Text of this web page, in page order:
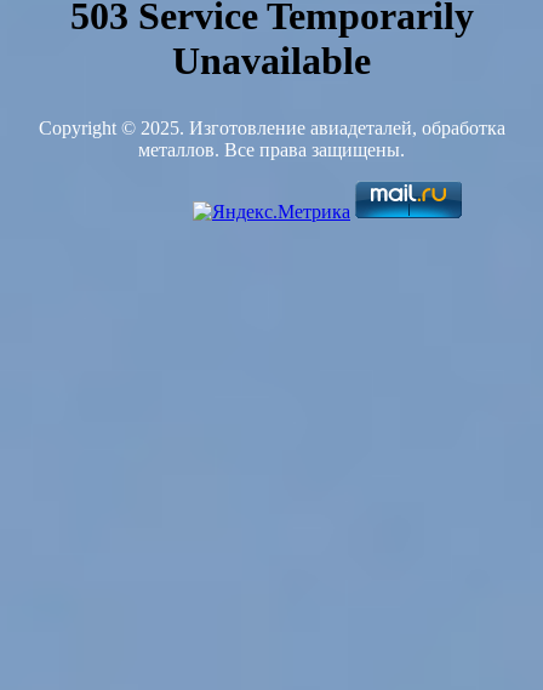
Copyright © 2025. Изготовление авиадеталей, обработка
металлов. Все права защищены.